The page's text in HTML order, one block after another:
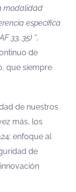
modalidad
específica
33, 35) ”,
de
que siempre
de nuestros
más, los
enfoque al
de